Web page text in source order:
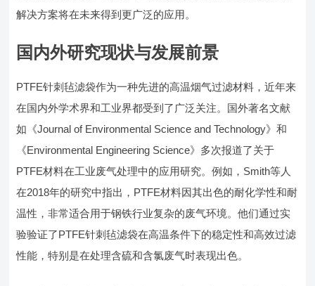
解决方案将在未来得到更广泛的应用。
国内外研究现状与发展前景
PTFE针刺毡滤袋作为一种先进的高温烟气过滤材料，近年来
在国内外学术界和工业界都受到了广泛关注。国外著名文献
如《Journal of Environmental Science and Technology》和
《Environmental Engineering Science》多次报道了关于
PTFE材料在工业废气处理中的应用研究。例如，Smith等人
在2018年的研究中指出，PTFE材料因其出色的耐化学性和耐
温性，非常适合用于钢铁行业复杂的废气环境。他们通过实
验验证了PTFE针刺毡滤袋在高温条件下的稳定性和高效过滤
性能，特别是在处理含硫和含氯废气时表现出色。